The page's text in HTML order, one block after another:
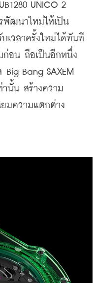
UNICO 2
พัฒนาใหม่ให้เป็น
เวลาครั้งใหม่ได้ทันที
ก่อน ถือเป็นอีกหนึ่ง
Bang SAXEM
านั้น สร้างความ
มความแตกต่าง